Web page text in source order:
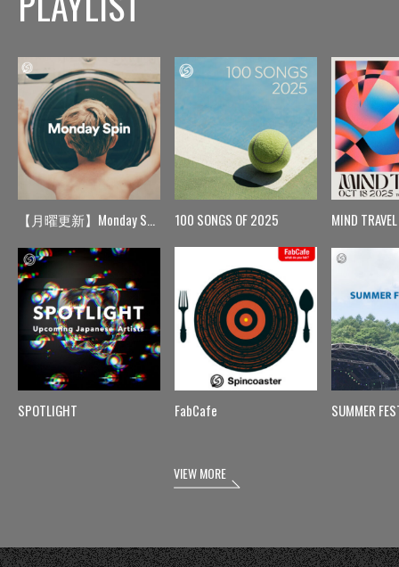
【月曜更新】Monday Spin
SPOTLIGHT
100 SONGS OF 2025
FabCafe
MIND TRAVEL
SUMMER
VIEW MORE